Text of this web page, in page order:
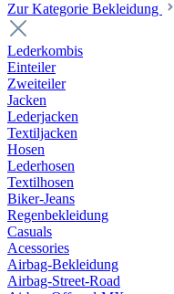
Zur Kategorie Bekleidung
Lederkombis
Einteiler
Zweiteiler
Jacken
Lederjacken
Textiljacken
Hosen
Lederhosen
Textilhosen
Biker-Jeans
Regenbekleidung
Casuals
Acessories
Airbag-Bekleidung
Airbag-Street-Road